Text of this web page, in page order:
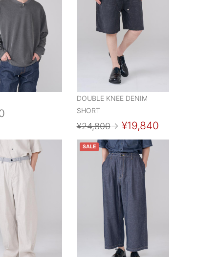
DOUBLE KNEE DENIM
SHORT
¥24,800→ ¥19,840
SALE